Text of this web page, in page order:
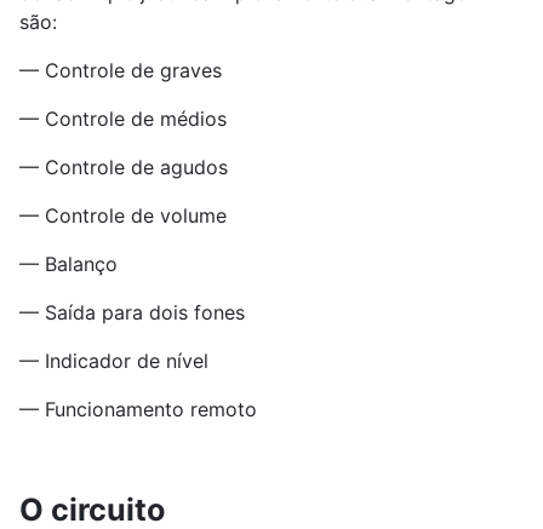
são:
— Controle de graves
— Controle de médios
— Controle de agudos
— Controle de volume
— Balanço
— Saída para dois fones
— Indicador de nível
— Funcionamento remoto
O circuito